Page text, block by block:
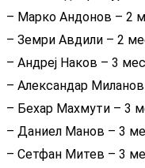
– Марко Андонов – 2
– Земри Авдили – 2
– Андреј Наков – 3
– Александар
– Бехар Махмути – 3
– Даниел Манов – 3
– Сетфан Митев – 3